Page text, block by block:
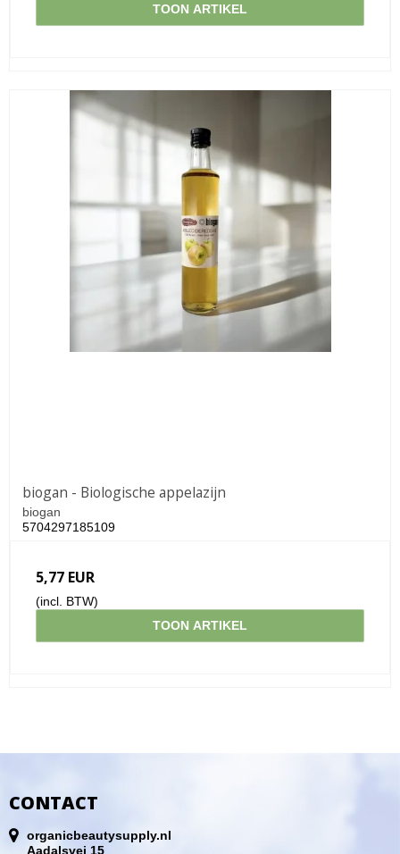
TOON ARTIKEL
biogan - Biologische appelazijn
biogan
5704297185109
5,77 EUR
(incl. BTW)
TOON ARTIKEL
CONTACT
organicbeautysupply.nl
Aadalsvej 15